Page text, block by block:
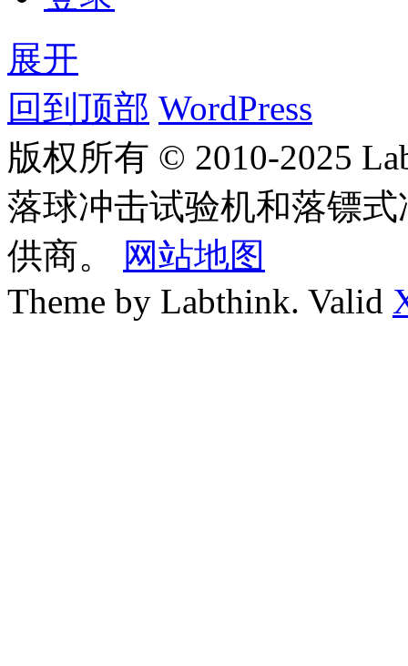
展开
回到顶部 WordPress
版权所有 © 2010-2025
落球冲击试验机和落镖
供商。
网站地图
Theme by Labthink. Valid